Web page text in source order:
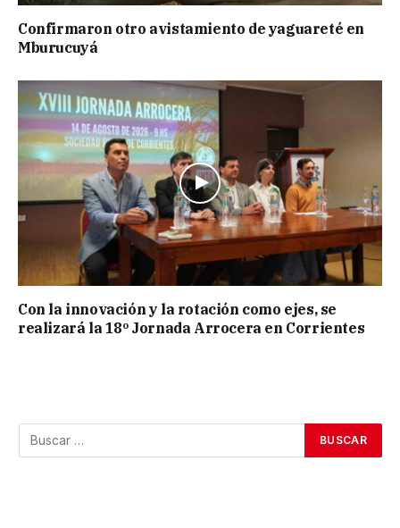
Confirmaron otro avistamiento de yaguareté en
Mburucuyá
Con la innovación y la rotación como ejes, se
realizará la 18º Jornada Arrocera en Corrientes